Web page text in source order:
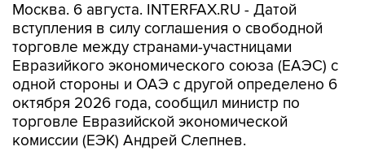
Москва. 6 августа. INTERFAX.RU - Датой
вступления в силу соглашения о свободной
торговле между странами-участницами
Евразийкого экономического союза (ЕАЭС) с
одной стороны и ОАЭ с другой определено 6
октября 2026 года, сообщил министр по
торговле Евразийской экономической
комиссии (ЕЭК) Андрей Слепнев.